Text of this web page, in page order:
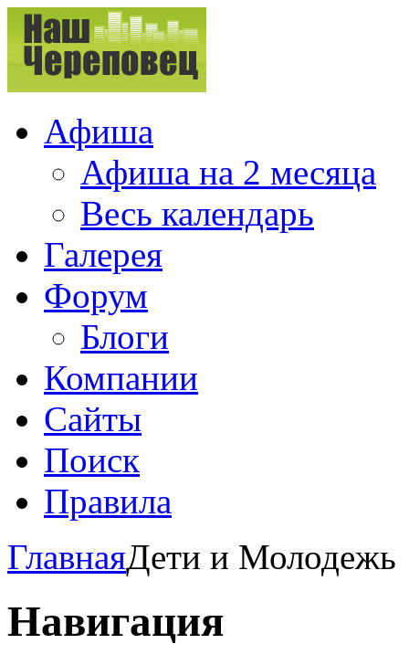
Афиша
Афиша на 2 месяца
Весь календарь
Галерея
Форум
Блоги
Компании
Сайты
Поиск
Правила
ГлавнаяДети и Молодежь
Навигация